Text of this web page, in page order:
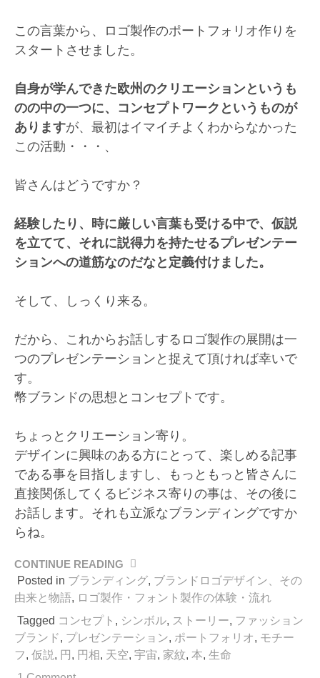
この言葉から、ロゴ製作のポートフォリオ作りを
スタートさせました。
自身が学んできた欧州のクリエーションというも
のの中の一つに、コンセプトワークというものが
ありますが、最初はイマイチよくわからなかった
この活動・・・、
皆さんはどうですか？
経験したり、時に厳しい言葉も受ける中で、仮説
を立てて、それに説得力を持たせるプレゼンテー
ションへの道筋なのだなと定義付けました。
そして、しっくり来る。
だから、これからお話しするロゴ製作の展開は一
つのプレゼンテーションと捉えて頂ければ幸いで
す。
幣ブランドの思想とコンセプトです。
ちょっとクリエーション寄り。
デザインに興味のある方にとって、楽しめる記事
である事を目指しますし、もっともっと皆さんに
直接関係してくるビジネス寄りの事は、その後に
お話します。それも立派なブランディングですか
らね。
CONTINUE READING
“円
相
か
始
ま
る。
Posted in ブランディング, ブランドロゴデザイン、その
由来と物語, ロゴ製作・フォント製作の体験・流れ
Tagged コンセプト , シンボル, ストーリー, ファッション
ブランド, プレゼンテーション, ポートフォリオ, モチー
フ, 仮説, 円 , 円相, 天空, 宇宙, 家紋, 本, 生命